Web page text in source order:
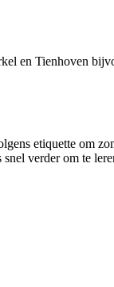
en Tienhoven
etiquette om
verder om te